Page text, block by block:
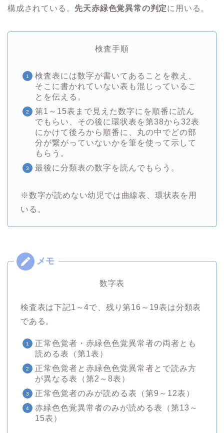
構成されている。 先天赤緑色覚異常の判定に用いる。
検査手順
検査表には数字が書いてあることを教え、
そこに書かれていない表も混じっているこ
とを伝える。
第1～15表まで見えた数字にを順番に読ん
でもらい、その後に環状表を第38から32表
にかけて後ろから順番に、丸の中でどの部
分が繋がっていないかを筆を使って示して
もらう。
最後に分類表の数字を読んでもらう。
※数字が読めない幼児では曲線表、環状表を用
いる。
数字表
検査表は下記1～4で、残り第16～19表は分類表
である。
正常色覚者・赤緑色色覚異常者の両者とも
読める表（第1表）
正常色覚者と赤緑色色覚異常者とで読み方
が異なる表（第2～8表）
正常色覚者のみが読める表（第9～12表）
赤緑色色覚異常者のみが読める表（第13～
15表）